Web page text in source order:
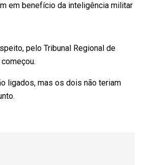
em benefício da inteligência militar
pelo Tribunal Regional de
ligados, mas os dois não teriam